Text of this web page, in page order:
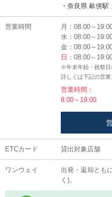
・奈良県 畝傍駅
営業時間 月：08:00～
水：08:00～
金：08:00～
日 ：08:00～
※年末年始・祝祭日
詳しくは下記の営業
営業時間：
8:00～19:00
ETCカード 貸出対象店舗
ワンウェイ
出発・返却とも
く)。